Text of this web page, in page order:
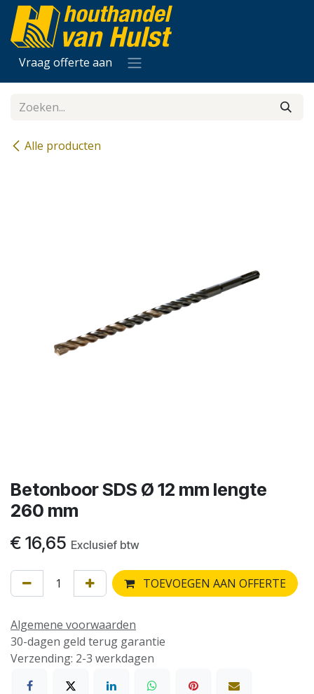
Overslaan naar inhoud
Vraag offerte aan
Alle producten
Betonboor SDS Ø 12 mm lengte
260 mm
€ 16,65 Exclusief btw
TOEVOEGEN AAN OFFERTE
Algemene voorwaarden
30-dagen geld terug garantie
Verzending: 2-3 werkdagen